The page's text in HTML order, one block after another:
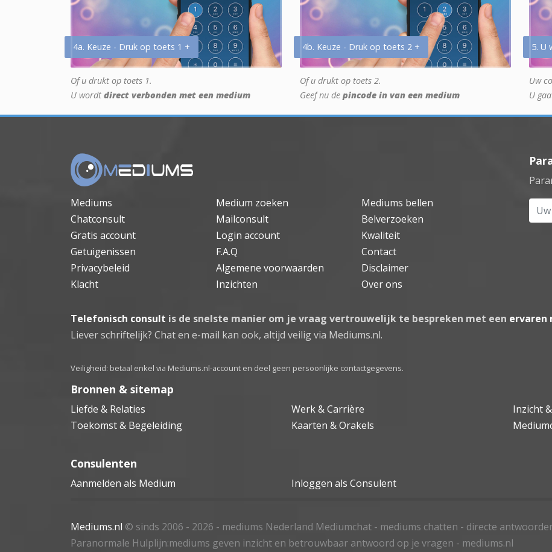
4a. Keuze - Druk op toets 1 +
Of u drukt op toets 1.
U wordt direct verbonden met een medium
4b. Keuze - Druk op toets 2 +
Of u drukt op toets 2.
Geef nu de pincode in van een medium
5. U
Uw
U
Mediums Medium zoeken
Mediums bellen
Chatconsult
Mailconsult
Belverzoeken
Gratis account
Login account
Kwaliteit
Getuigenissen
F.A.Q
Contact
Privacybeleid
Algemene voorwaarden
Disclaimer
Klacht
Inzichten Over ons
Uw
Telefonisch consult is de snelste manier om je vraag vertrouwelijk te bespreken met een ervaren
Liever schriftelijk? Chat en e-mail kan ook, altijd veilig via Mediums.nl.
Veiligheid: betaal enkel via Mediums.nl-account en deel geen persoonlijke contactgegevens.
Bronnen & sitemap
Liefde & Relaties Werk & Carrière
Inzicht
Toekomst & Begeleiding
Kaarten & Orakels
Consulenten
Aanmelden als Medium Inloggen als Consulent
Mediums.nl © sinds 2006 - 2026 - mediums Nederland Mediumchat - mediums chatten - directe
Paranormale Hulplijn:mediums geven inzicht en betrouwbaar antwoord op je vragen - mediums.nl